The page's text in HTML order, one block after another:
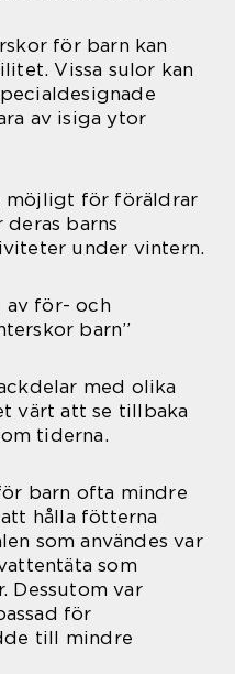
för barn kan
Vissa sulor kan
av isiga ytor
möjligt för föräldrar
deras barns
under vintern.
av för- och
barn”
med olika
värt att se tillbaka
tiderna.
barn ofta mindre
hålla fötterna
som användes var
som
Dessutom var
för
till mindre